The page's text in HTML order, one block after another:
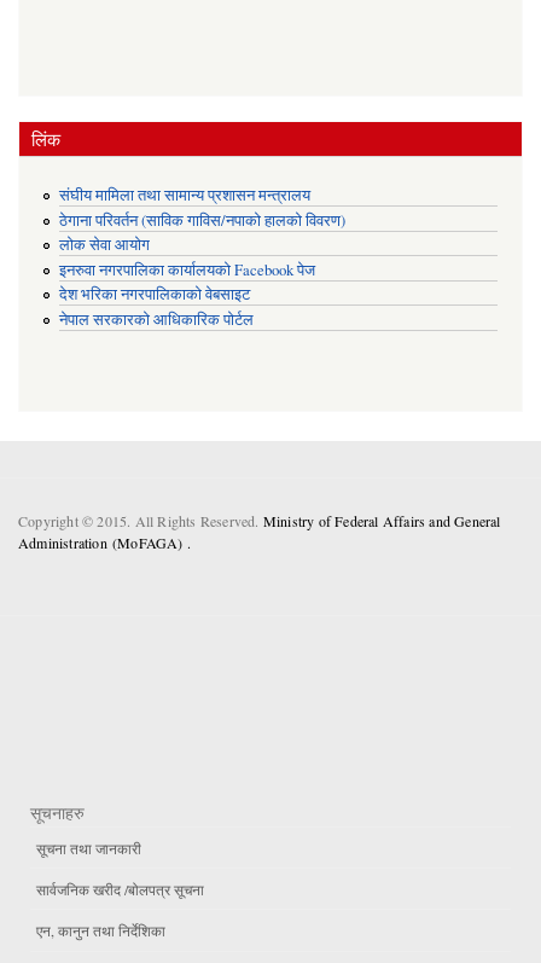
लिंक
संघीय मामिला तथा सामान्य प्रशासन मन्त्रालय
ठेगाना परिवर्तन (साविक गाविस/नपाको हालको विवरण)
लोक सेवा आयोग
इनरुवा नगरपालिका कार्यालयको Facebook पेज
देश भरिका नगरपालिकाको वेबसाइट
नेपाल सरकारको आधिकारिक पोर्टल
Copyright © 2015. All Rights Reserved. Ministry of Federal Affairs and General
Administration (MoFAGA) .
सूचनाहरु
सूचना तथा जानकारी
सार्वजनिक खरीद /बोलपत्र सूचना
एन, कानुन तथा निर्देशिका